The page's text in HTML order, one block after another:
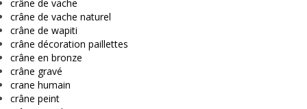
crâne de vache
crâne de vache naturel
crâne de wapiti
crâne décoration paillettes
crâne en bronze
crâne gravé
crane humain
crâne peint